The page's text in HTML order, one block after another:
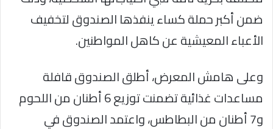
ضمن أكبر حملة كساء ينفذها الصندوق لتخفيف
الأعباء المعيشية عن كاهل المواطنين.
وعلى هامش المعرض، أطلق الصندوق قافلة
مساعدات غذائية تضمنت توزيع 6 أطنان من اللحوم
و7 أطنان من البطاطس، واعتمد الصندوق في